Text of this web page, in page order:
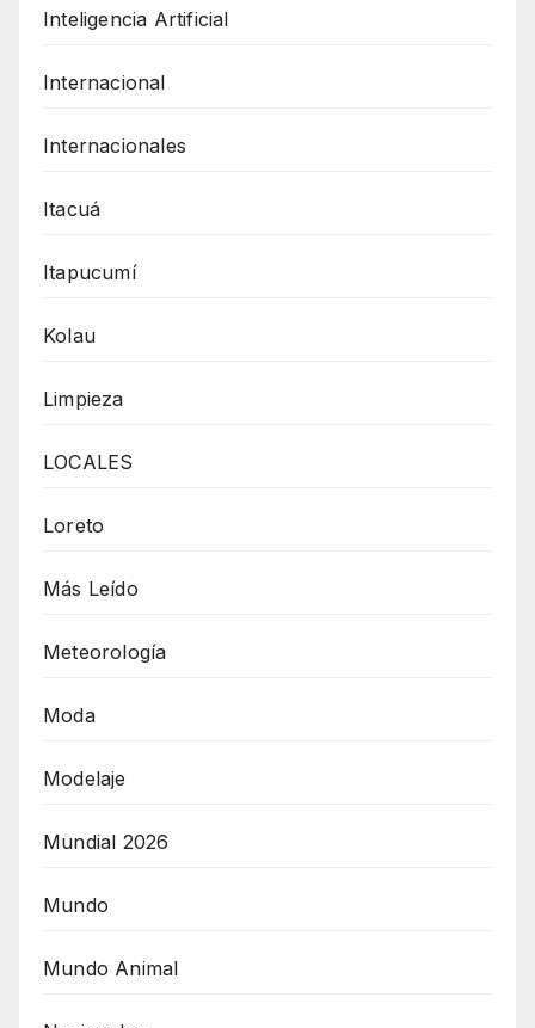
Inteligencia Artificial
Internacional
Internacionales
Itacuá
Itapucumí
Kolau
Limpieza
LOCALES
Loreto
Más Leído
Meteorología
Moda
Modelaje
Mundial 2026
Mundo
Mundo Animal